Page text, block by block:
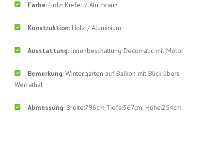
Farbe: Holz: Kiefer / Alu: braun
Konstruktion: Holz / Aluminium
Ausstattung: Innenbeschattung Decomatic mit Motor
Bemerkung: Wintergarten auf Balkon mit Blick übers
Werrathal
Abmessung: Breite:796cm,Tiefe:367cm, Höhe:254cm